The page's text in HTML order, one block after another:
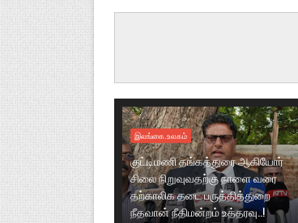
இலங்கை.உலகம்
குட்டிமணி தங்கத்துரை ஆகியோர்
சிலை நிறுவுவதற்கு நாளை வரை
தற்காலிக தடை பருத்தித்துறை
நீதவான் நீதிமன்றம் உத்தரவு..!